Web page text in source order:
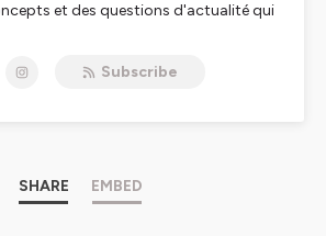
et des questions d'actualité qui
podcast est un canal qui vise à rappeler
des créateurs d'oeuvre de l'esprit
Subscribe
SHARE EMBED